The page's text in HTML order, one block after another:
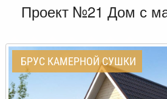
Проект №21 Дом с
БРУС КАМЕРНОЙ СУШКИ